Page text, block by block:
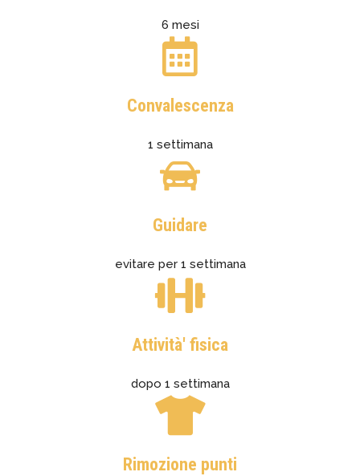
6 mesi
Convalescenza
1 settimana
Guidare
evitare per 1 settimana
Attività' fisica
dopo 1 settimana
Rimozione punti